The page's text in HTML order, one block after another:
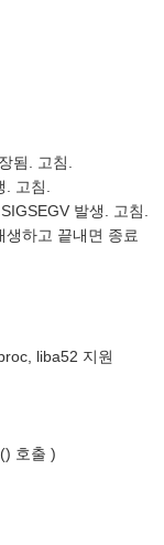
됨. 고침.
고침.
발생. 고침.
하고 끝내면 종료
liba52 지원
호출 )